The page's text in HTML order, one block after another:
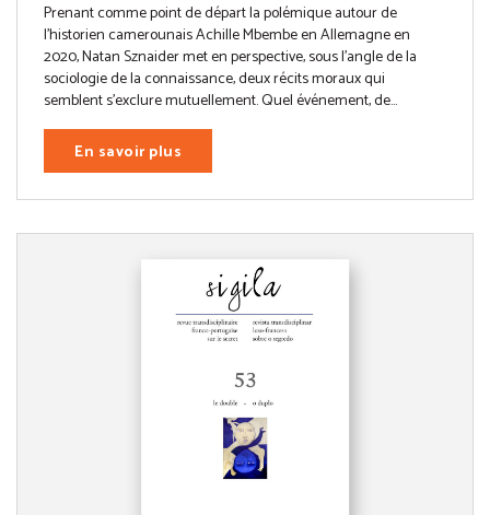
Prenant comme point de départ la polémique autour de
l’historien camerounais Achille Mbembe en Allemagne en
2020, Natan Sznaider met en perspective, sous l’angle de la
sociologie de la connaissance, deux récits moraux qui
semblent s’exclure mutuellement. Quel événement, de...
En savoir plus